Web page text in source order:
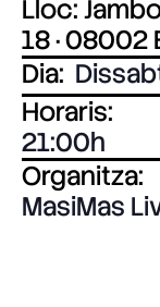
Lloc:
18 ·
Dia:
Horaris:
21:00
Organitza:
MasiMas